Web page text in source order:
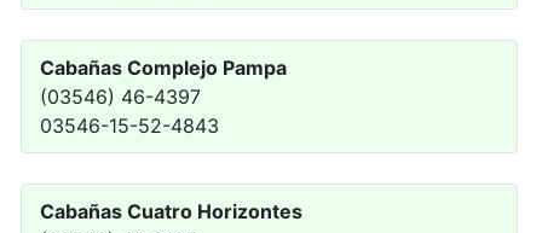
Cabañas Complejo Pampa
(03546) 46-4397
03546-15-52-4843
Cabañas Cuatro Horizontes